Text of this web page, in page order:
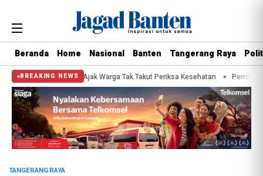
Beranda Home Nasional Banten Tangerang Raya
BREAKING NEWS
Sachrudin Ajak Warga Tak Takut Periksa Kesehatan Pemilihan Duta
TANGERANG RAYA